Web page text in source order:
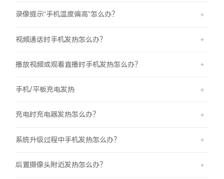
录像提示“手机温度偏高”怎么办？
视频通话时手机发热怎么办？
播放视频或观看直播时手机发热怎么办？
手机/平板充电发热
充电时充电器发热怎么办？
系统升级过程中手机发热怎么办？
后置摄像头附近发热怎么办？